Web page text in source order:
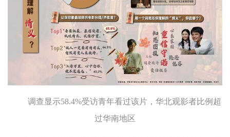
调查显示58.4%受访青年看过该片，华北观影者比例超
过华南地区